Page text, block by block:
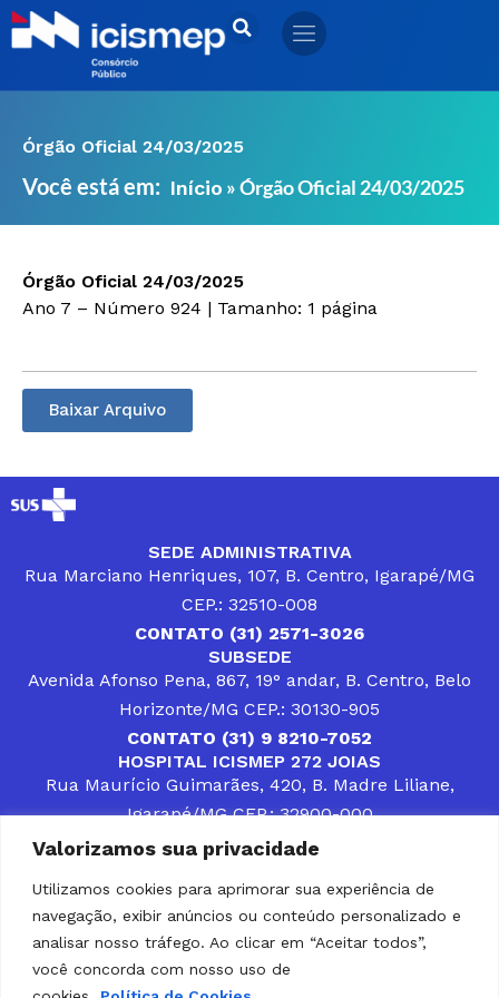
Valorizamos sua privacidade
Utilizamos cookies para aprimorar sua experiência de
navegação, exibir anúncios ou conteúdo personalizado e
analisar nosso tráfego. Ao clicar em “Aceitar todos”,
você concorda com nosso uso de
Ir
para
Órgão Oficial 24/03/2025
Você está em: Início »Órgão Oficial 24/03/2025
Órgão Oficial 24/03/2025
Ano 7 – Número 924 | Tamanho: 1 página
Baixar Arquivo
SEDE ADMINISTRATIVA
Rua Marciano Henriques, 107, B. Centro, Igarapé/MG
CEP.: 32510-008
CONTATO (31) 2571-3026
SUBSEDE
Avenida Afonso Pena, 867, 19° andar, B. Centro, Belo
Horizonte/MG CEP.: 30130-905
CONTATO (31) 9 8210-7052
HOSPITAL ICISMEP 272 JOIAS
Rua Maurício Guimarães, 420, B. Madre Liliane,
Igarapé/MG CEP.: 32900-000
CONTATOS (31) 3512-4400 ou (31) 9 8309-8660
DESENVOLVER SOLUÇÕES, AÇÕES E SERVIÇOS
PÚBLICOS QUE COMPLEMENTEM A ASSISTÊNCIA À
POPULAÇÃO DA REGIÃO EM QUE ATUA, SENDO
PARCEIRO DOS MUNICÍPIOS CONSORCIADOS NA
SOLUÇÃO DE DIFICULDADES ENFRENTADAS POR
GESTORES MUNICIPAIS, É O COMPROMISSO DO
ICISMEP.